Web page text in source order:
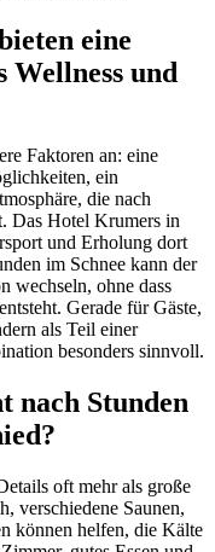
eine
und
Faktoren an: eine
ein
die nach
Das Hotel Krumers in
und Erholung dort
im Schnee kann der
wechseln, ohne dass
Gerade für Gäste,
als Teil einer
besonders sinnvoll.
nach Stunden
oft mehr als große
verschiedene Saunen,
können helfen, die Kälte